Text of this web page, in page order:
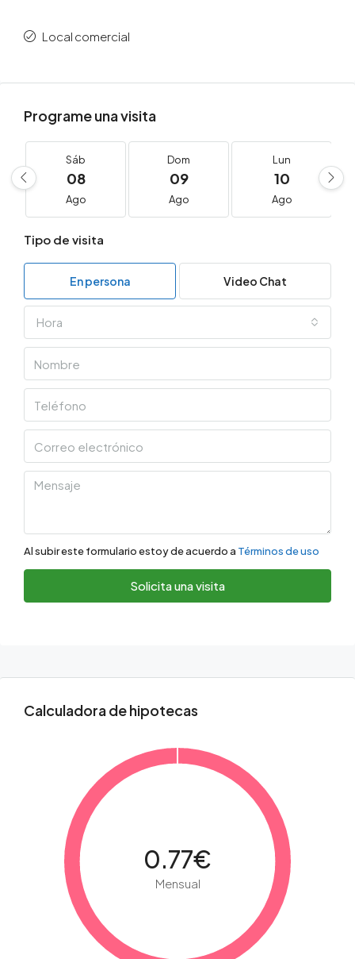
Local comercial
Programe una visita
Sáb
08
Ago
Dom
09
Ago
Lun
10
Ago
Tipo de visita
En persona Video Chat
Hora
Al subir este formulario estoy de acuerdo a Términos de uso
Solicita una visita
Calculadora de hipotecas
0.77€
Mensual